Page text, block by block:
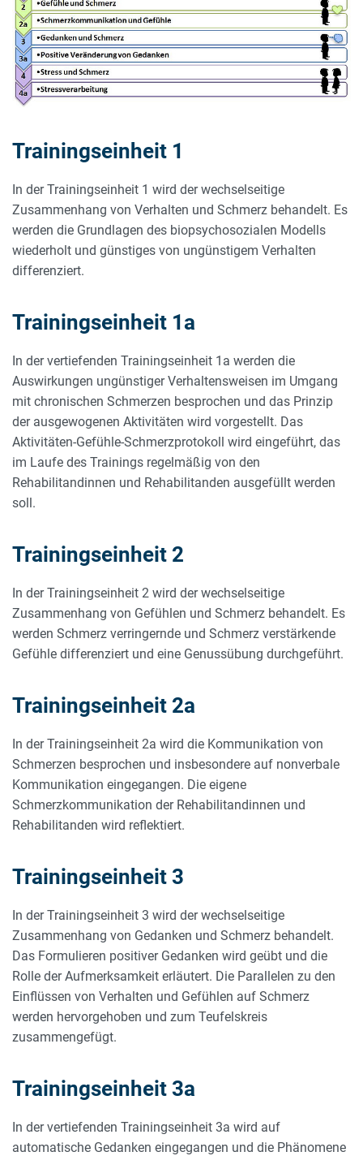
Trainingseinheit 1
In der Trainingseinheit 1 wird der wechselseitige
Zusammen­hang von Verhalten und Schmerz behandelt. Es
werden die Grundlagen des biopsychosozialen Modells
wiederholt und günstiges von ungünstigem Verhalten
differenziert.
Trainingseinheit 1a
In der vertiefenden Trainingseinheit 1a werden die
Auswirkungen ungünstiger Verhaltensweisen im Umgang
mit chronischen Schmerzen besprochen und das Prinzip
der ausgewogenen Aktivitäten wird vorgestellt. Das
Aktivitäten-Gefühle-Schmerz­protokoll wird eingeführt, das
im Laufe des Trainings regelmäßig von den
Rehabilitandinnen und Rehabilitanden ausgefüllt werden
soll.
Trainingseinheit 2
In der Trainingseinheit 2 wird der wechselseitige
Zusammen­hang von Gefühlen und Schmerz behandelt. Es
werden Schmerz verringernde und Schmerz verstärkende
Gefühle differenziert und eine Genussübung durchgeführt.
Trainingseinheit 2a
In der Trainingseinheit 2a wird die Kommunikation von
Schmerzen besprochen und insbesondere auf nonverbale
Kommunikation eingegangen. Die eigene
Schmerzkommunikation der Rehabilitandinnen und
Rehabilitanden wird reflektiert.
Trainingseinheit 3
In der Trainingseinheit 3 wird der wechselseitige
Zusammen­hang von Gedanken und Schmerz behandelt.
Das Formulieren positiver Gedanken wird geübt und die
Rolle der Aufmerksamkeit erläutert. Die Parallelen zu den
Einflüssen von Verhalten und Gefühlen auf Schmerz
werden hervorgehoben und zum Teufelskreis
zusammengefügt.
Trainingseinheit 3a
In der vertiefenden Trainingseinheit 3a wird auf
automatische Gedanken eingegangen und die Phänomene